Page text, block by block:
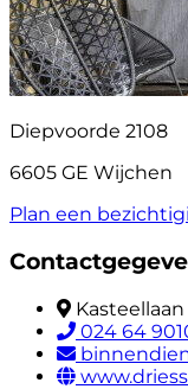
Diepvoorde 2108
6605 GE Wijchen
Plan een
024 64